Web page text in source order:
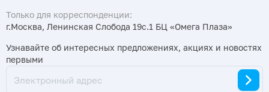
Только для корреспонденции:
г.Москва, Ленинская Слобода 19с.1 БЦ «Омега Плаза»
Узнавайте об интересных предложениях, акциях и новостях
первыми